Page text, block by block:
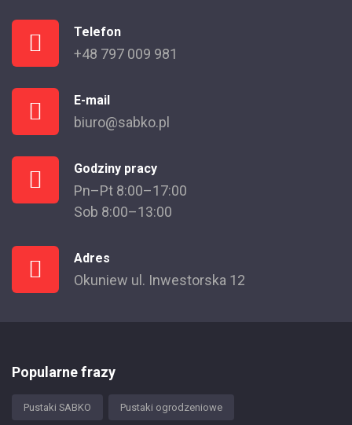
Telefon
+48 797 009 981
E-mail
biuro@sabko.pl
Godziny pracy
Pn–Pt 8:00–17:00
Sob 8:00–13:00
Adres
Okuniew ul. Inwestorska 12
Popularne frazy
Pustaki SABKO Pustaki ogrodzeniowe